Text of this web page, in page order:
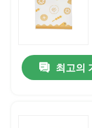
접촉
제품 소개
최고의